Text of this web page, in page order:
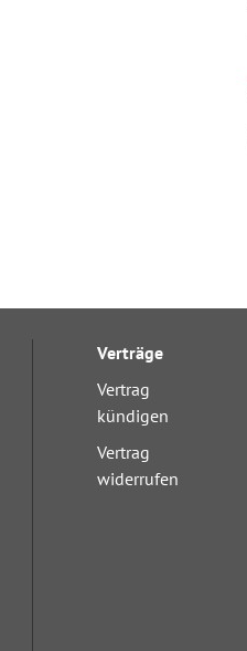
Verträge
Vertrag
kündigen
Vertrag
widerrufen